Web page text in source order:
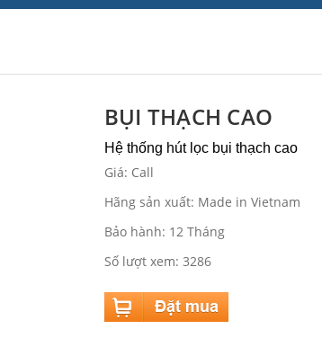
BỤI THẠCH CAO
Hệ thống hút lọc bụi thạch cao
Giá: Call
Hãng sản xuất: Made in Vietnam
Bảo hành: 12 Tháng
Số lượt xem: 3286